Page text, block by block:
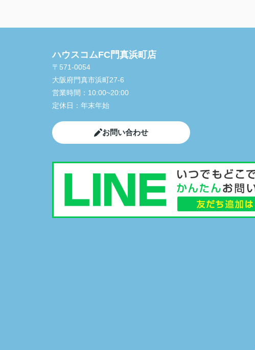
ハウスコムFC門真浜町店
〒571-0054
大阪府門真市浜町27-6
営業時間： 10:00~20:00
定休日： 年末年始
お問い合わせ